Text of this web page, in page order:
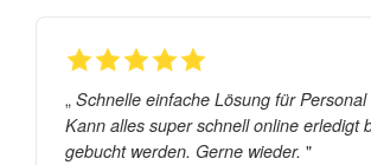
„
Kann alles super schnell online erledigt
gebucht werden. Gerne wieder. "